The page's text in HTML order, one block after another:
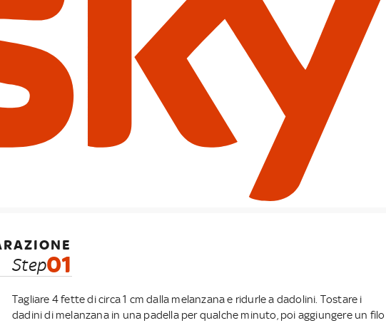
Step01
Tagliare 4 fette di circa 1 cm dalla melanzana e ridurle a dadolini. Tostare i
dadini di melanzana in una padella per qualche minuto, poi aggiungere un filo